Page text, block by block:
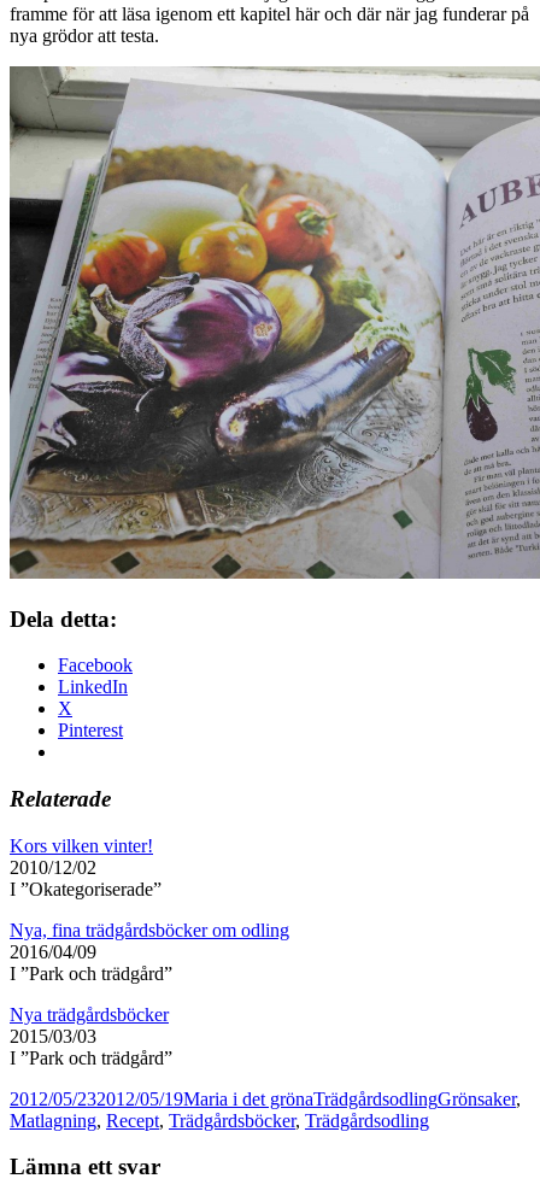
framme för att läsa igenom ett kapitel här och där när jag funderar på
nya grödor att testa.
Dela detta:
Facebook
LinkedIn
X
Pinterest
Relaterade
Kors vilken vinter!
2010/12/02
I ”Okategoriserade”
Nya, fina trädgårdsböcker om odling
2016/04/09
I ”Park och trädgård”
Nya trädgårdsböcker
2015/03/03
I ”Park och trädgård”
Postat
2012/05/232012/05/19Författare
Maria i det grönaKategorier
TrädgårdsodlingTaggar
Grönsaker,
Matlagning, Recept, Trädgårdsböcker, Trädgårdsodling
Lämna ett svar